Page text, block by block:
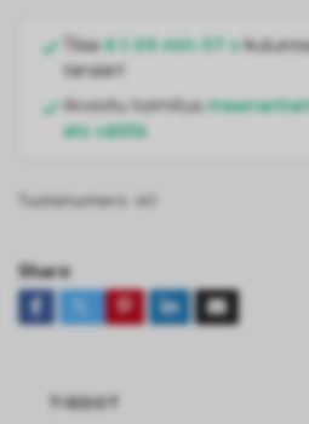
Tilaa6 t 09 min 07 s
tänään!
Arvioitu toimitus
elo välillä
Tuotenumero: 40
Share
TIEDOT